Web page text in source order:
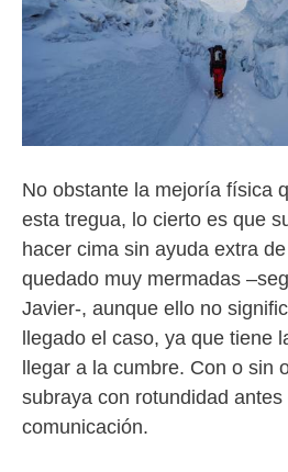
No obstante la mejoría física
esta tregua, lo cierto es que
hacer cima sin ayuda extra
quedado muy mermadas
Javier-, aunque ello no
llegado el caso, ya que tiene
llegar a la cumbre. Con o sin
subraya con rotundidad antes
comunicación.